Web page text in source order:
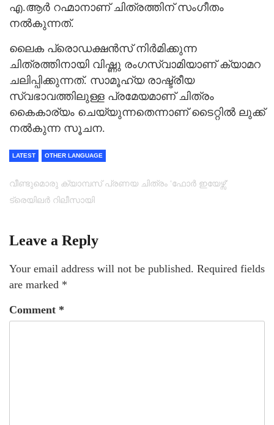
എ.ആര്‍ റഹ്മാനാണ് ചിത്രത്തിന് സംഗീതം
നല്‍കുന്നത്.
ലൈക പ്രൊഡക്ഷന്‍സ് നിര്‍മിക്കുന്ന
ചിത്രത്തിനായി വിഷ്ണു രംഗസ്വാമിയാണ് ക്യാമറ
ചലിപ്പിക്കുന്നത്. സാമൂഹ്യ രാഷ്ട്രീയ
സ്വഭാവത്തിലുള്ള പ്രമേയമാണ് ചിത്രം
കൈകാര്യം ചെയ്യുന്നതെന്നാണ് ടൈറ്റില്‍ ലുക്ക്
നല്‍കുന്ന സൂചന.
LATEST OTHER LANGUAGE
വീണ്ടുമൊരു ക്യാമ്പസ് പ്രണയ ചിത്രം ‘ഫോർ ഇയേഴ്സ്’
ട്രെയിലര്‍ റിലീസായി
Leave a Reply
Your email address will not be published. Required fields
are marked *
Comment *